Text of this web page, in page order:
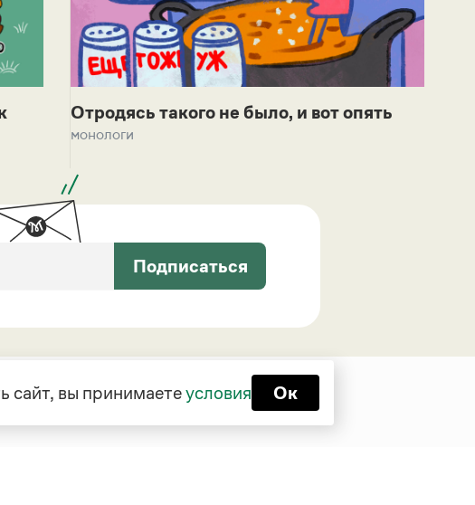
Отродясь такого не было, и вот опять
монологи
Подписаться
сайт, вы принимаетеусловия Ок